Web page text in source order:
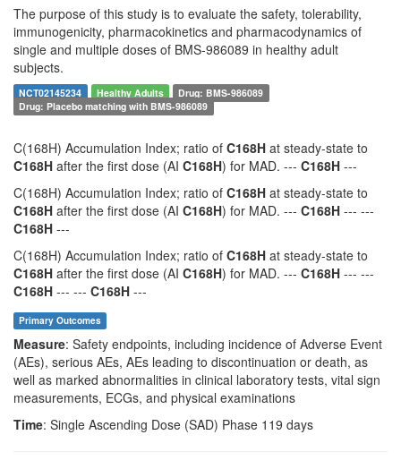
The purpose of this study is to evaluate the safety, tolerability,
immunogenicity, pharmacokinetics and pharmacodynamics of
single and multiple doses of BMS-986089 in healthy adult
subjects.
NCT02145234 Healthy Adults
Drug: BMS-986089
Drug: Placebo matching with BMS-986089
C(168H) Accumulation Index; ratio of C168H at steady-state to
C168H after the first dose (AI C168H) for MAD. --- C168H ---
C(168H) Accumulation Index; ratio of C168H at steady-state to
C168H after the first dose (AI C168H) for MAD. --- C168H --- ---
C168H ---
C(168H) Accumulation Index; ratio of C168H at steady-state to
C168H after the first dose (AI C168H) for MAD. --- C168H --- ---
C168H --- --- C168H ---
Primary Outcomes
Measure: Safety endpoints, including incidence of Adverse Event
(AEs), serious AEs, AEs leading to discontinuation or death, as
well as marked abnormalities in clinical laboratory tests, vital sign
measurements, ECGs, and physical examinations
Time: Single Ascending Dose (SAD) Phase 119 days